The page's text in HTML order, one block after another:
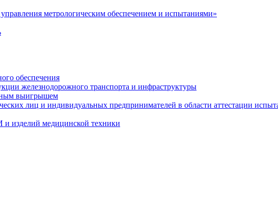
метрологическим обеспечением и испытаниями»
обеспечения
железнодорожного транспорта и инфраструктуры
выигрышем
лиц и индивидуальных предпринимателей в области аттестации
и изделий медицинской техники